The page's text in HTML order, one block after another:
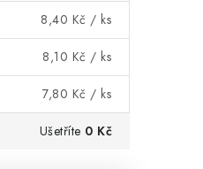
8,40 Kč / ks
8,10 Kč / ks
7,80 Kč / ks
Ušetříte 0 Kč